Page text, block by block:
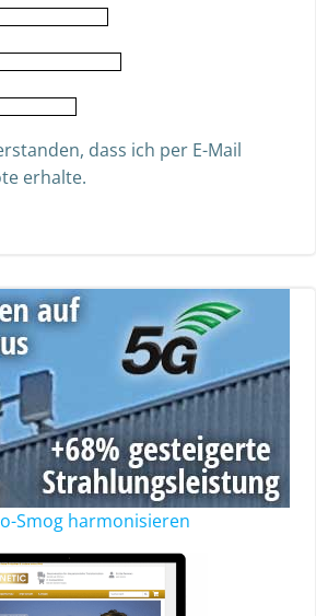
dass ich per E-Mail
erhalte.
Smog harmonisieren